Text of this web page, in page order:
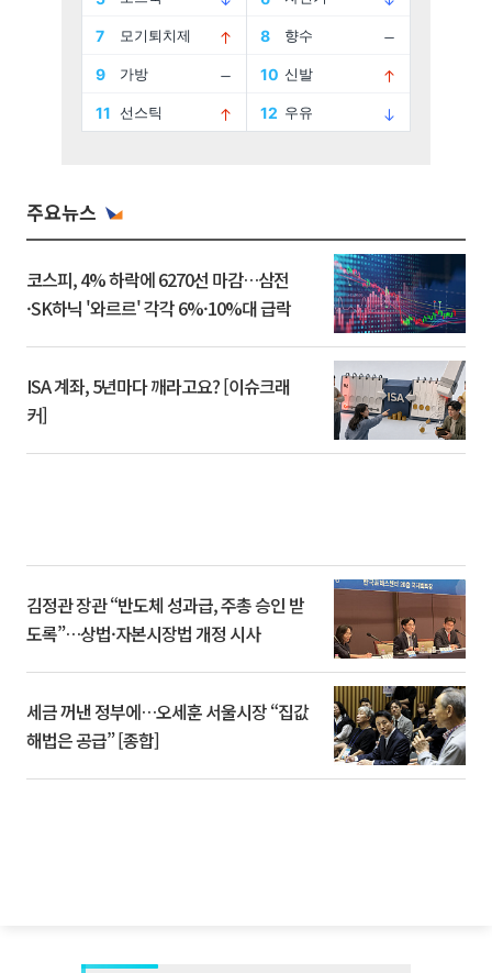
주요뉴스
코스피, 4% 하락에 6270선 마감…삼전
·SK하닉 '와르르' 각각 6%·10%대 급락
ISA 계좌, 5년마다 깨라고요? [이슈크래
커]
김정관 장관 “반도체 성과급, 주총 승인 받
도록”…상법·자본시장법 개정 시사
세금 꺼낸 정부에…오세훈 서울시장 “집값
해법은 공급” [종합]